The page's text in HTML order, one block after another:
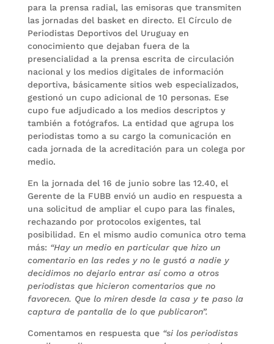
para la prensa radial, las emisoras que transmiten
las jornadas del basket en directo. El Círculo de
Periodistas Deportivos del Uruguay en
conocimiento que dejaban fuera de la
presencialidad a la prensa escrita de circulación
nacional y los medios digitales de información
deportiva, básicamente sitios web especializados,
gestionó un cupo adicional de 10 personas. Ese
cupo fue adjudicado a los medios descriptos y
también a fotógrafos. La entidad que agrupa los
periodistas tomo a su cargo la comunicación en
cada jornada de la acreditación para un colega por
medio.
En la jornada del 16 de junio sobre las 12.40, el
Gerente de la FUBB envió un audio en respuesta a
una solicitud de ampliar el cupo para las finales,
rechazando por protocolos exigentes, tal
posibilidad. En el mismo audio comunica otro tema
más: “Hay un medio en particular que hizo un
comentario en las redes y no le gustó a nadie y
decidimos no dejarlo entrar así como a otros
periodistas que hicieron comentarios que no
favorecen. Que lo miren desde la casa y te paso la
captura de pantalla de lo que publicaron”.
Comentamos en respuesta que “si los periodistas